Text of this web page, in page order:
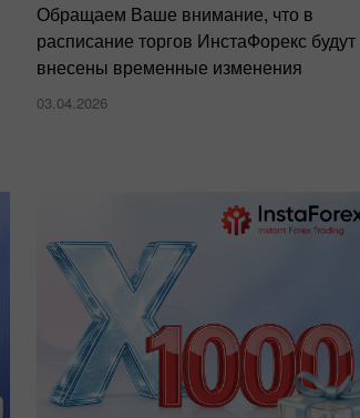
Обращаем Ваше внимание, что в
расписание торгов ИнстаФорекс будут
внесены временные изменения
03.04.2026